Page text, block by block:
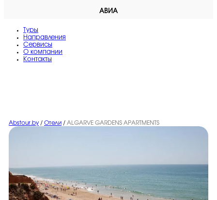
АВИА
Туры
Направления
Сервисы
O компании
Контакты
Abstour.by / Отели / ALGARVE GARDENS APARTMENTS